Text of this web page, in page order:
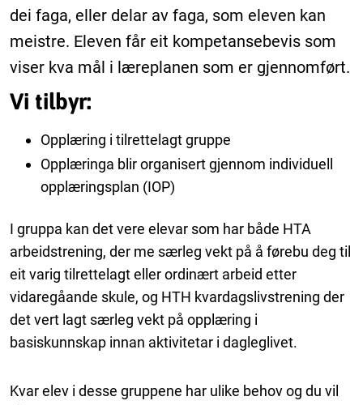
dei faga, eller delar av faga, som eleven kan
meistre. Eleven får eit kompetansebevis som
viser kva mål i læreplanen som er gjennomført.
Vi tilbyr:
Opplæring i tilrettelagt gruppe
Opplæringa blir organisert gjennom individuell
opplæringsplan (IOP)
I gruppa kan det vere elevar som har både HTA
arbeidstrening, der me særleg vekt på å førebu deg til
eit varig tilrettelagt eller ordinært arbeid etter
vidaregåande skule, og HTH kvardagslivstrening der
det vert lagt særleg vekt på opplæring i
basiskunnskap innan aktivitetar i dagleglivet.
Kvar elev i desse gruppene har ulike behov og du vil